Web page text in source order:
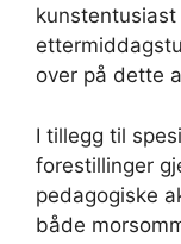
over på dette
I tillegg til
forestillinger
pedagogiske
både